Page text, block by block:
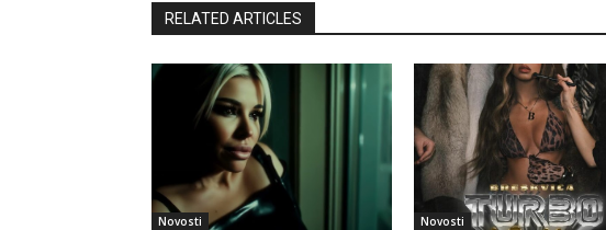
RELATED ARTICLES
Novosti Novosti